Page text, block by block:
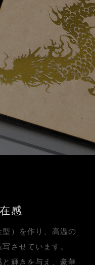
感
）を作り、高温の
させています。
輝きを与え、豪華